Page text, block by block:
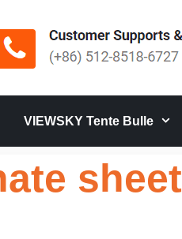
VIEWSKY Tente Bulle
sheet